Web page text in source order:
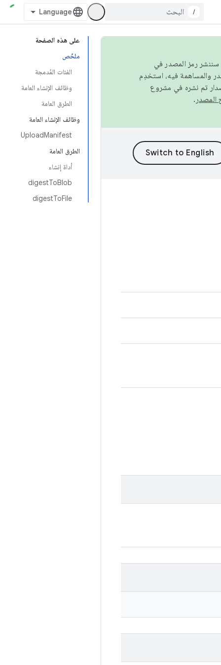
/
على هذه الصفحة
ملخّص
الفئات المُدمجة
وظائف الإنشاء العامة
الطرق العامة
وظائف الإنشاء العامة
UploadManifest
الطرق العامة
أداة إنشاء
digestToBlob
digestToFile
سننشر رمز المصدر في
تم نشره في مشروع
.